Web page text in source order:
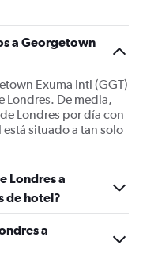
a Georgetown
Exuma Intl (GGT)
Londres. De media,
Londres por día con
situado a tan solo
Londres a
de hotel?
a